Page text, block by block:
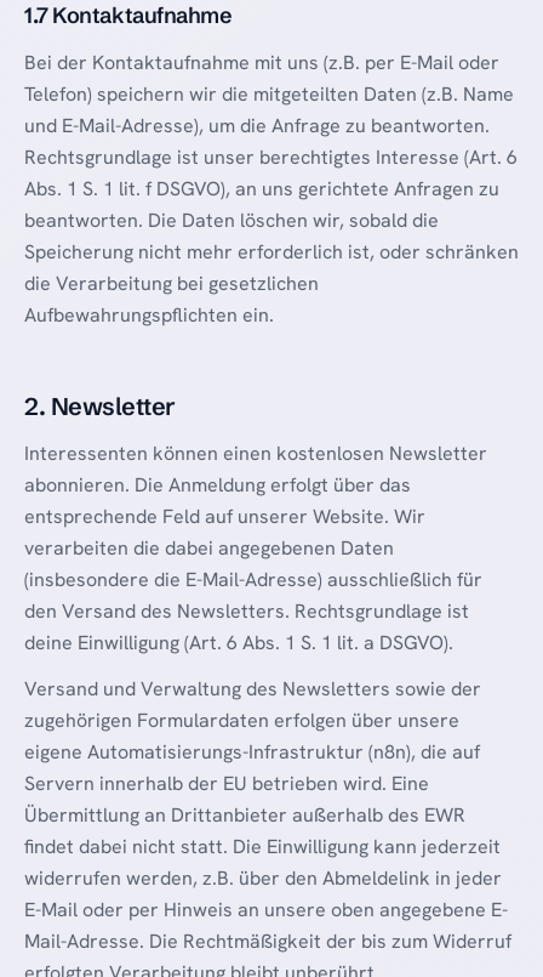
1.7 Kontaktaufnahme
Bei der Kontaktaufnahme mit uns (z.B. per E-Mail oder
Telefon) speichern wir die mitgeteilten Daten (z.B. Name
und E-Mail-Adresse), um die Anfrage zu beantworten.
Rechtsgrundlage ist unser berechtigtes Interesse (Art. 6
Abs. 1 S. 1 lit. f DSGVO), an uns gerichtete Anfragen zu
beantworten. Die Daten löschen wir, sobald die
Speicherung nicht mehr erforderlich ist, oder schränken
die Verarbeitung bei gesetzlichen
Aufbewahrungspflichten ein.
2. Newsletter
Interessenten können einen kostenlosen Newsletter
abonnieren. Die Anmeldung erfolgt über das
entsprechende Feld auf unserer Website. Wir
verarbeiten die dabei angegebenen Daten
(insbesondere die E-Mail-Adresse) ausschließlich für
den Versand des Newsletters. Rechtsgrundlage ist
deine Einwilligung (Art. 6 Abs. 1 S. 1 lit. a DSGVO).
Versand und Verwaltung des Newsletters sowie der
zugehörigen Formulardaten erfolgen über unsere
eigene Automatisierungs-Infrastruktur (n8n), die auf
Servern innerhalb der EU betrieben wird. Eine
Übermittlung an Drittanbieter außerhalb des EWR
findet dabei nicht statt. Die Einwilligung kann jederzeit
widerrufen werden, z.B. über den Abmeldelink in jeder
E-Mail oder per Hinweis an unsere oben angegebene E-
Mail-Adresse. Die Rechtmäßigkeit der bis zum Widerruf